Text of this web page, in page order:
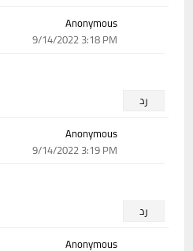
Anonymous
9/14/2022 3:18 PM
رد
Anonymous
9/14/2022 3:19 PM
رد
Anonymous